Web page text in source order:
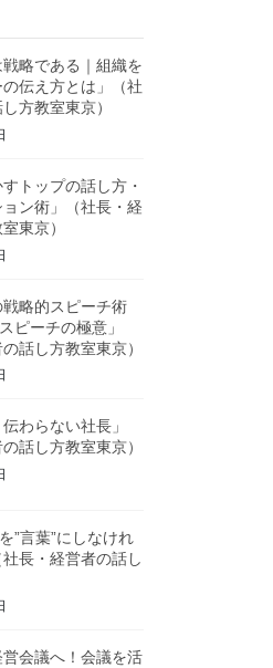
戦略である｜組織を
伝え方とは」（社
方教室東京）
すトップの話し方・
ン術」（社長・経
東京）
戦略的スピーチ術
ピーチの極意」
話し方教室東京）
わらない社長」
話し方教室東京）
”言葉”にしなけれ
長・経営者の話し
営会議へ！会議を活